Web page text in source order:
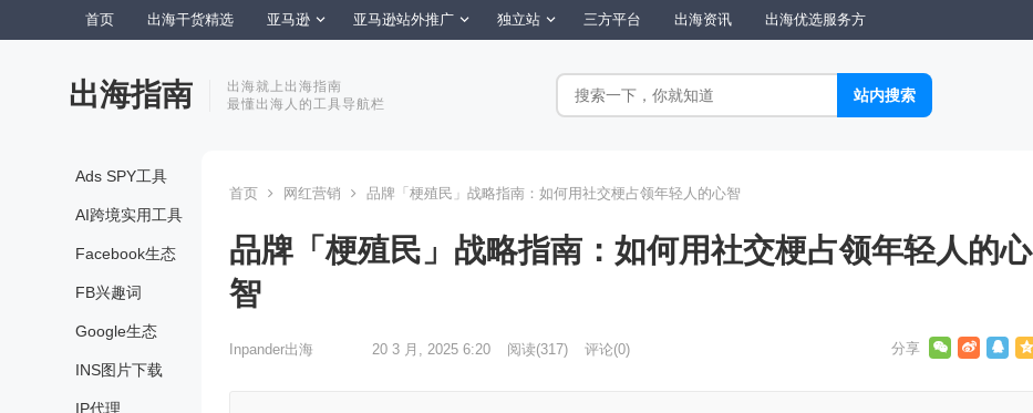
首页 出海干货精选 亚马逊 亚马逊站外推广 独立站 三方平台 出海资讯 出海优选服务方
出海指南
出海就上出海指南
最懂出海人的工具导航栏
Ads SPY工具
AI跨境实用工具
Facebook生态
FB兴趣词
Google生态
INS图片下载
IP代理
首页 网红营销 品牌「梗殖民」战略指南：如何用社交梗占领年轻人的心智
品牌「梗殖民」战略指南：如何用社交梗占领年轻人的心
智
Inpander出海 20 3 月, 2025 6:20 阅读(317) 评论(0)